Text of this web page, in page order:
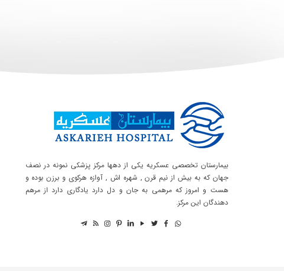
بیمارستان تخصصی عسکریه یکی از دهها مرکز پزشکی نمونه در نصف
جهان که به بیش از نیم قرن , شهره اش , آوازه هرکوی و برزن بوده و
هست و امروز که مرهمی به جان و دل دارد یادگاری دارد از مرهم
دهندگان این مرکز.